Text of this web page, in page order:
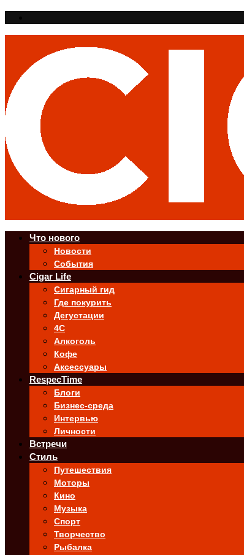
Что нового
Новости
События
Cigar Life
Сигарный гид
Где покурить
Дегустации
4C
Алкоголь
Кофе
Аксессуары
RespecTime
Блоги
Бизнес-среда
Интервью
Личности
Встречи
Стиль
Путешествия
Моторы
Кино
Музыка
Спорт
Творчество
Рыбалка